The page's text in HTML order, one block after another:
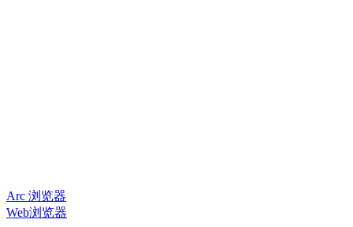
Arc 浏览器
Web浏览器